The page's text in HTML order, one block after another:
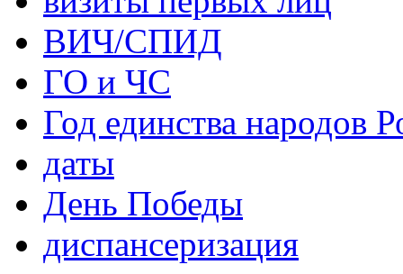
ВИЧ/СПИД
ГО и ЧС
Год единства народов
даты
День Победы
диспансеризация